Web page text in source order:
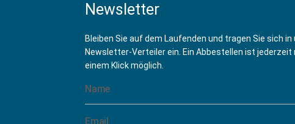
Newsletter
Bleiben Sie auf dem Laufenden und tragen Sie sich in
Newsletter-Verteiler ein. Ein Abbestellen ist jederzeit
einem Klick möglich.